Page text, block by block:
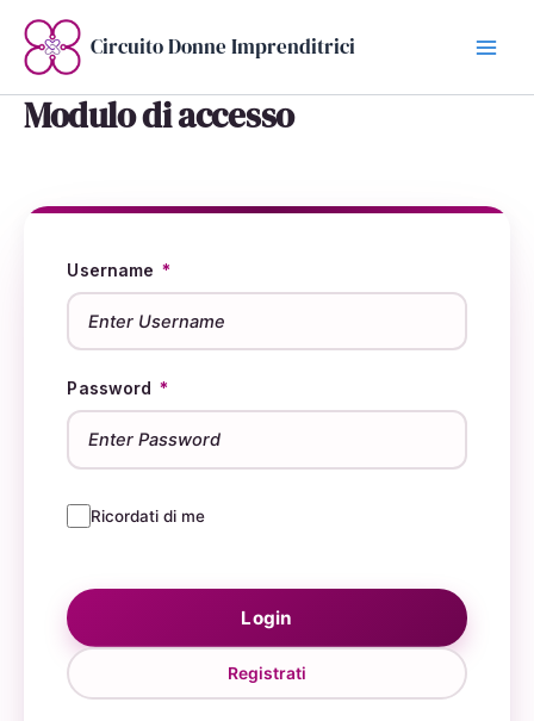
contenuto
Circuito Donne Imprenditrici
Modulo di accesso
Username *
Password *
Ricordati di me